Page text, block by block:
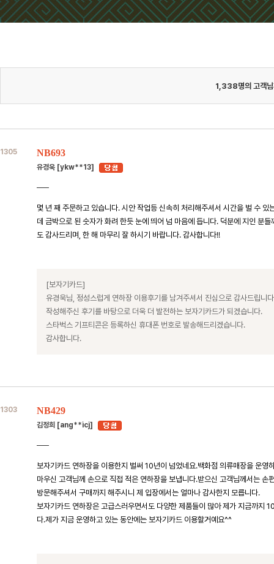
1,338명의 고객
1305 NB693
유경욱 [ykw**13]
몇 년 째 주문하고 있습니다. 시안 작업등 신속히 처리해주셔서 시간을 벌 수
데 금박으로 된 숫자가 화려 한듯 눈에 띄어 넘 마음에 듭니다. 덕분에 지인 분
도 감사드리며, 한 해 마무리 잘 하시기 바랍니다. 감사합니다!!
[보자기카드]
유경욱님, 정성스럽게 연하장 이용후기를 남겨주셔서 진심으로 감사드립니
작성해주신 후기를 바탕으로 더욱 더 발전하는 보자기카드가 되겠습니다.
스타벅스 기프티콘은 등록하신 휴대폰 번호로 발송해드리겠습니다.
감사합니다.
1303 NB429
김정희 [ang**icj]
보자기카드 연하장을 이용한지 벌써 10년이 넘었네요.백화점 의류매장을 운영
마우신 고객님께 손으로 직접 적은 연하장을 보냅니다.받으신 고객님께서는 손
방문해주셔서 구매까지 해주시니 제 입장에서는 얼마나 감사한지 모릅니다.
보자기카드 연하장은 고급스러우면서도 다양한 제품들이 많아 제가 지금까지
다.제가 지금 운영하고 있는 동안에는 보자기카드 이용할거예요^^